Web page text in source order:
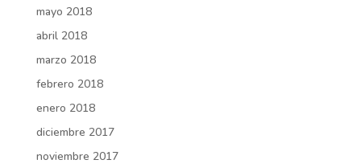
mayo 2018
abril 2018
marzo 2018
febrero 2018
enero 2018
diciembre 2017
noviembre 2017